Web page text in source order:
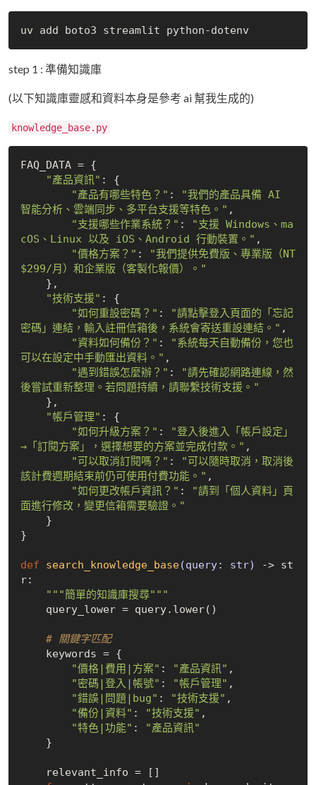
step 1 : 準備知識庫
(以下知識庫靈感和資料本身是參考 ai 幫我生成的)
knowledge_base.py
FAQ_DATA = {
"產品資訊" : {
"產品有哪些特色？" :
"我們的產品具備 AI
智能分析、雲端同步、多平台支援等特色。" ,
"支援哪些作業系統？" :
"支援 Windows、ma
cOS、Linux 以及 iOS、Android 行動裝置。" ,
"價格方案？" :
"我們提供免費版、專業版（NT
$299/月）和企業版（客製化報價）。"
"技術支援" : {
"如何重設密碼？" :
"請點擊登入頁面的「忘記
密碼」連結，輸入註冊信箱後，系統會寄送重設連結。" ,
"資料如何備份？" :
"系統每天自動備份，您也
可以在設定中手動匯出資料。" ,
"遇到錯誤怎麼辦？" :
"請先確認網路連線，然
後嘗試重新整理。若問題持續，請聯繫技術支援。"
"帳戶管理" : {
"如何升級方案？" :
"登入後進入「帳戶設定」
→「訂閱方案」，選擇想要的方案並完成付款。" ,
"可以取消訂閱嗎？" :
"可以隨時取消，取消後
該計費週期結束前仍可使用付費功能。" ,
"如何更改帳戶資訊？" :
"請到「個人資料」頁
面進行修改，變更信箱需要驗證。"
}
def search_knowledge_base(query: str)
-> st
r:
"""簡單的知識庫搜尋"""
# 關鍵字匹配
"價格|費用|方案" : "產品資訊" ,
"密碼|登入|帳號" : "帳戶管理" ,
"錯誤|問題|bug" : "技術支援" ,
"備份|資料" : "技術支援" ,
"特色|功能" :
"產品資訊"